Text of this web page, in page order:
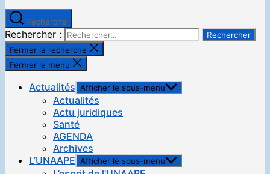
Recherche
Rechercher :
Fermer la recherche
Fermer le menu
Actualités Afficher le sous-menu
Actualités
Actu juridiques
Santé
AGENDA
Archives
L’UNAAPE Afficher le sous-menu